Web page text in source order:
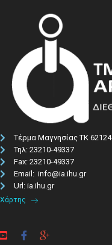
Τέρμα Μαγνησίας ΤΚ 62124
Τηλ: 23210-49337​
Fax: 23210-49337
Email: info@ia.ihu.gr
Url: ia.ihu.gr
Χάρτης